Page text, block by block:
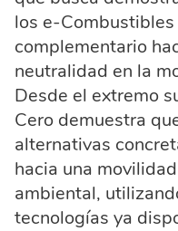
los e-
complementario
neutralidad en la
Desde el extremo
Cero demuestra
alternativas
hacia una
ambiental,
tecnologías ya